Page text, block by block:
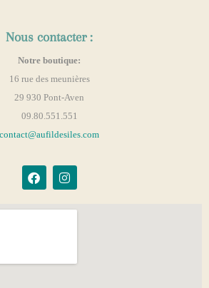
Nous contacter :
Notre boutique:
16 rue des meunières
29 930 Pont-Aven
09.80.551.551
contact@aufildesiles.com